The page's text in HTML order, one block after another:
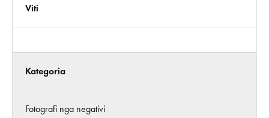
Viti
Kategoria
Fotografi nga negativi